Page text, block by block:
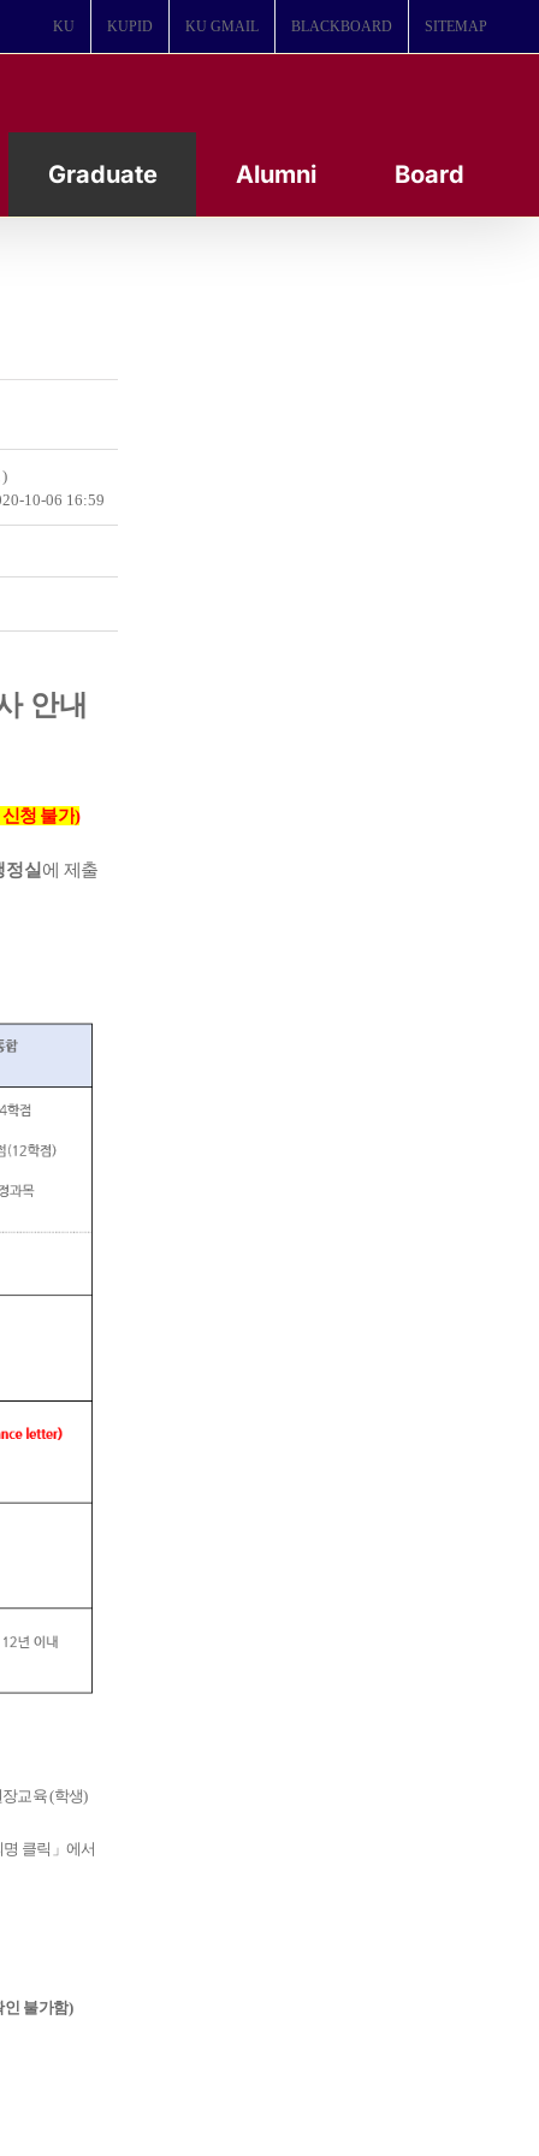
KU KUPID KU GMAIL BLACKBOARD SITEMAP
Graduate Alumni Board
10-06 16:59
안내
청 불가)
실 에 제출
장교육(학생)
클릭 」에서
인 불가함)